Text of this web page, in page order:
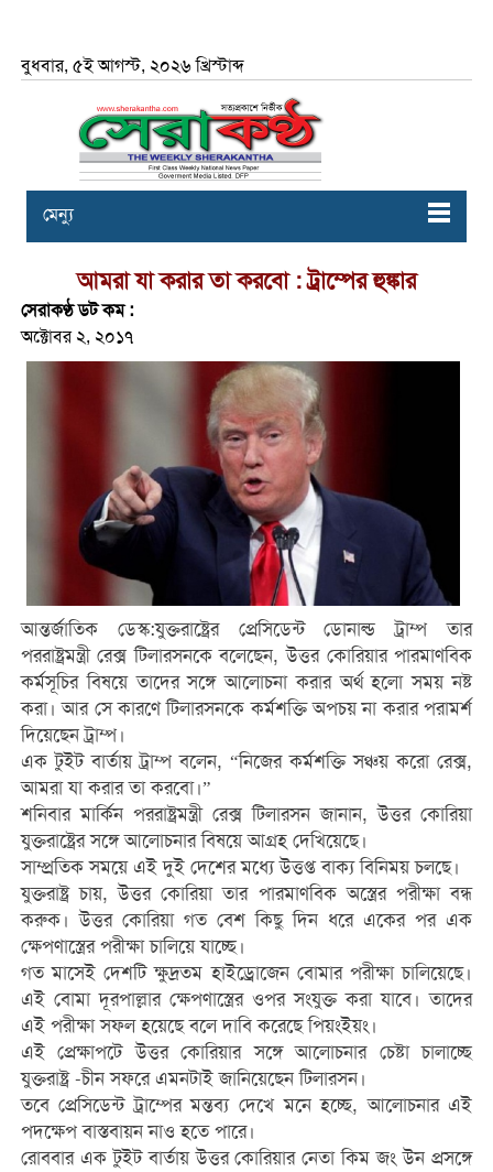
বুধবার, ৫ই আগস্ট, ২০২৬ খ্রিস্টাব্দ
মেন্যু
আমরা যা করার তা করবো : ট্রাম্পের হুঙ্কার
সেরাকণ্ঠ ডট কম :
অক্টোবর ২, ২০১৭
আন্তর্জাতিক ডেস্ক:যুক্তরাষ্ট্রের প্রেসিডেন্ট ডোনাল্ড ট্রাম্প তার
পররাষ্ট্রমন্ত্রী রেক্স টিলারসনকে বলেছেন, উত্তর কোরিয়ার পারমাণবিক
কর্মসূচির বিষয়ে তাদের সঙ্গে আলোচনা করার অর্থ হলো সময় নষ্ট
করা। আর সে কারণে টিলারসনকে কর্মশক্তি অপচয় না করার পরামর্শ
দিয়েছেন ট্রাম্প।
এক টুইট বার্তায় ট্রাম্প বলেন, “নিজের কর্মশক্তি সঞ্চয় করো রেক্স,
আমরা যা করার তা করবো।”
শনিবার মার্কিন পররাষ্ট্রমন্ত্রী রেক্স টিলারসন জানান, উত্তর কোরিয়া
যুক্তরাষ্ট্রের সঙ্গে আলোচনার বিষয়ে আগ্রহ দেখিয়েছে।
সাম্প্রতিক সময়ে এই দুই দেশের মধ্যে উত্তপ্ত বাক্য বিনিময় চলছে।
যুক্তরাষ্ট্র চায়, উত্তর কোরিয়া তার পারমাণবিক অস্ত্রের পরীক্ষা বন্ধ
করুক। উত্তর কোরিয়া গত বেশ কিছু দিন ধরে একের পর এক
ক্ষেপণাস্ত্রের পরীক্ষা চালিয়ে যাচ্ছে।
গত মাসেই দেশটি ক্ষুদ্রতম হাইড্রোজেন বোমার পরীক্ষা চালিয়েছে।
এই বোমা দূরপাল্লার ক্ষেপণাস্ত্রের ওপর সংযুক্ত করা যাবে। তাদের
এই পরীক্ষা সফল হয়েছে বলে দাবি করেছে পিয়ংইয়ং।
এই প্রেক্ষাপটে উত্তর কোরিয়ার সঙ্গে আলোচনার চেষ্টা চালাচ্ছে
যুক্তরাষ্ট্র -চীন সফরে এমনটাই জানিয়েছেন টিলারসন।
তবে প্রেসিডেন্ট ট্রাম্পের মন্তব্য দেখে মনে হচ্ছে, আলোচনার এই
পদক্ষেপ বাস্তবায়ন নাও হতে পারে।
রোববার এক টুইট বার্তায় উত্তর কোরিয়ার নেতা কিম জং উন প্রসঙ্গে